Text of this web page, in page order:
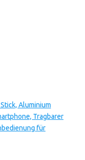
Aluminium
Tragbarer
für